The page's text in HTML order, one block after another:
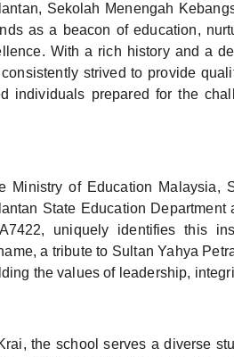
Sekolah Menengah
as a beacon of education,
With a rich history and a
strived to provide
individuals prepared for the
Ministry of Education Malaysia,
State Education Department
uniquely identifies this
a tribute to Sultan Yahya
the values of leadership,
the school serves a diverse